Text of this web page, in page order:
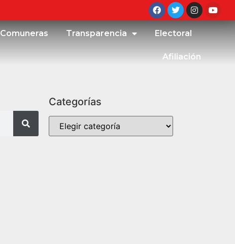
Comuneras Transparencia Electoral
Afiliación
Categorías